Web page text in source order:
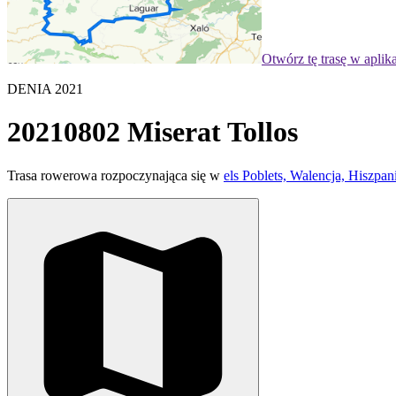
Otwórz tę trasę w
DENIA 2021
20210802 Miserat Tollos
Trasa rowerowa rozpoczynająca się w els Poblets, Walencja,